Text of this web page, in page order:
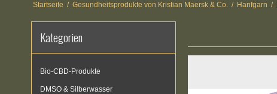
Startseite / Gesundheitsprodukte von Kristian Maersk & Co. / Hanfgarn /
Kategorien
Bio-CBD-Produkte
DMSO & Silberwasser